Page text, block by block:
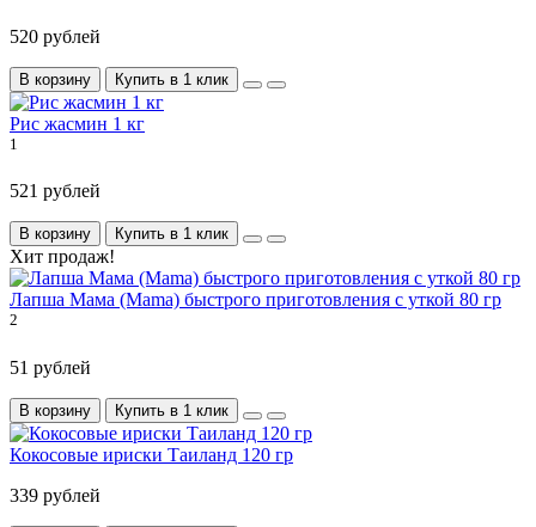
520 рублей
В корзину Купить в 1 клик
Рис жасмин 1 кг
1
521 рублей
В корзину Купить в 1 клик
Хит продаж!
Лапша Мама (Mama) быстрого приготовления с уткой 80 гр
2
51 рублей
В корзину Купить в 1 клик
Кокосовые ириски Таиланд 120 гр
339 рублей